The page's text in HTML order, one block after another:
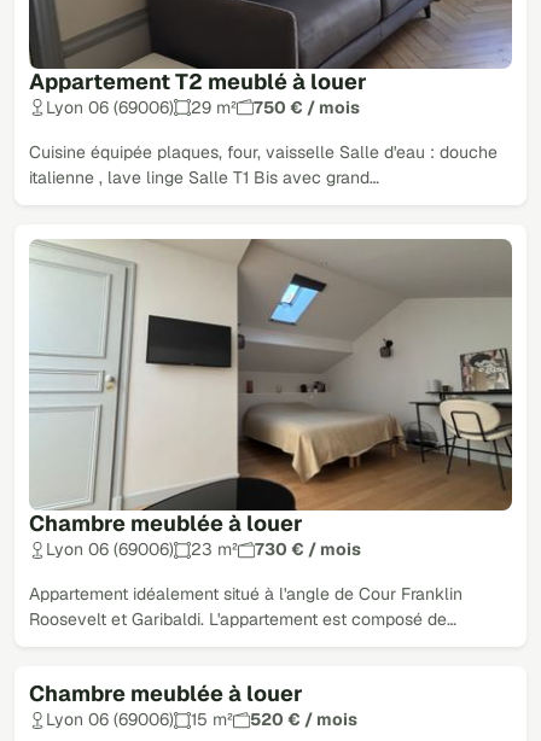
Appartement T2 meublé à louer
Lyon 06 (69006) 29 m² 750 € / mois
Cuisine équipée plaques, four, vaisselle Salle d'eau : douche
italienne , lave linge Salle T1 Bis avec grand…
Chambre meublée à louer
Lyon 06 (69006) 23 m² 730 € / mois
Appartement idéalement situé à l'angle de Cour Franklin
Roosevelt et Garibaldi. L'appartement est composé de…
Chambre meublée à louer
Lyon 06 (69006) 15 m² 520 € / mois